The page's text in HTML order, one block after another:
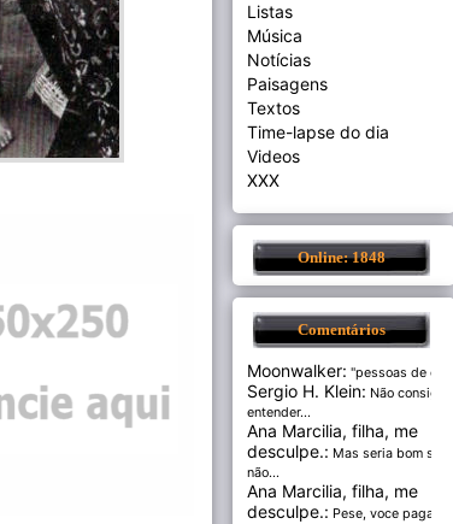
Listas
Música
Notícias
Paisagens
Textos
Time-lapse do dia
Videos
XXX
Online: 1848
Comentários
Moonwalker: "pessoas de cer...
Sergio H. Klein: Não consigo
entender...
Ana Marcilia, filha, me
desculpe.: Mas seria bom se
não...
Ana Marcilia, filha, me
desculpe.: Pese, voce paga